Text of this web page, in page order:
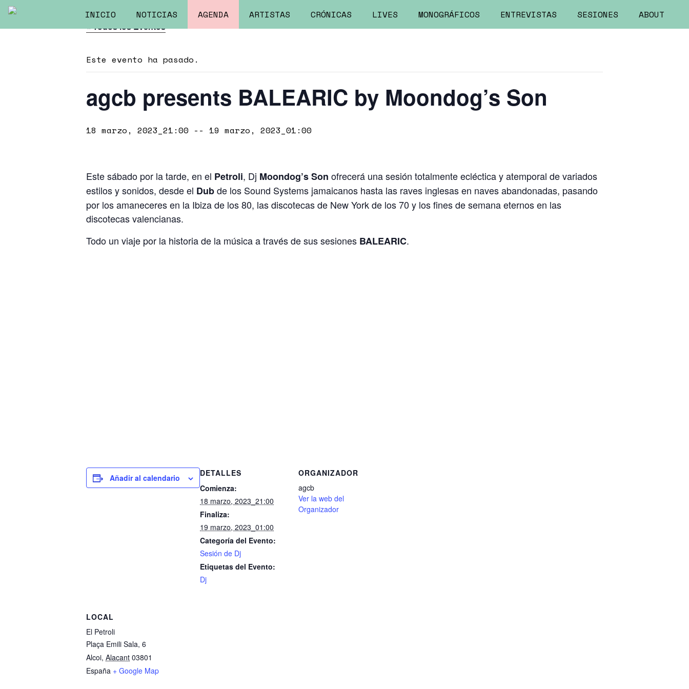
INICIO NOTICIAS AGENDA ARTISTAS CRÓNICAS LIVES MONOGRÁFICOS ENTREVISTAS SESIONES ABOUT
« Todos los Eventos
Este evento ha pasado.
agcb presents BALEARIC by Moondog’s Son
18 marzo, 2023_21:00 -- 19 marzo, 2023_01:00
Este sábado por la tarde, en el Petroli, Dj Moondog’s Son ofrecerá una sesión totalmente ecléctica y atemporal de variados
estilos y sonidos, desde el Dubde los Sound Systems jamaicanos hasta las raves inglesas en naves abandonadas, pasando
por los amaneceres en la Ibiza de los 80, las discotecas de New York de los 70 y los fines de semana eternos en las
discotecas valencianas.
Todo un viaje por la historia de la música a través de sus sesiones BALEARIC.
Añadir al calendario
DETALLES
Comienza:
18 marzo, 2023_21:00
Finaliza:
19 marzo, 2023_01:00
Categoría del Evento:
Sesión de Dj
Etiquetas del Evento:
Dj
ORGANIZADOR
agcb
Ver la web del
Organizador
LOCAL
El Petroli
Plaça Emili Sala, 6
Alcoi, Alacant 03801
España + Google Map